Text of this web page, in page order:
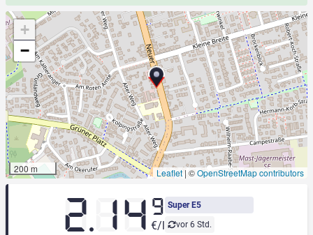
+
−
200 m Leaflet | ©OpenStreetMap contributors
Super E5
vor 6 Std.
2.14 9
€/l